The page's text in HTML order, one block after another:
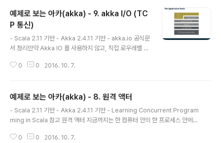
예제로 보는 아카(akka) - 9. akka I/O (TC
P 통신)
- Scala 2.11 기반 - Akka 2.4.11 기반 - akka.io 공식문
서 정리만약 Akka IO 를 사용하지 않고, 직접 로우레벨 도
Port 등) 를 사용하여 직접 기틀(프레임워크)를 만든다고
와 힌트를 얻을 수 있을 테니까요. 하지만 웬간하면 바퀴를
또 발명할 필요는 없을 것이고 akka 같은 도구를 이용해서
바퀴에 신경쓰기 보단 바퀴로 수레를 만들지, 기차를 만들
드는 사람에 대한 고마움은 마음 속에 간직하시고..이 글은
0 0 2016. 10. 7.
예제로 보는 아카(akka) - 8. 원격 액터
- Scala 2.11 기반 - Akka 2.4.11 기반 - Learning Concurrent Program
ming in Scala 참고 원격 액터 지금까지는 한 컴퓨터 안의 한 프로세스 안에서
해서 실행해보자. Pingy 와 Pongy 라는 두개의 액터끼리 메세지를 보내고 받
0 0 2016. 10. 7.